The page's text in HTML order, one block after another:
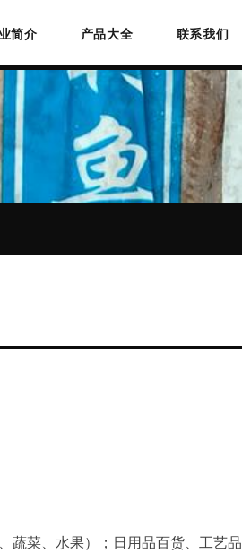
简介 产品大全 联系我们
蔬菜、水果）；日用品百货、工艺